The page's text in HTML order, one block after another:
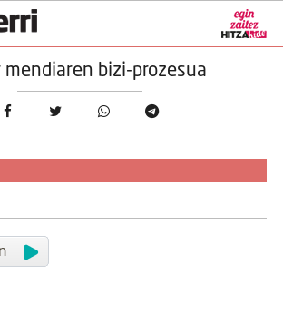
mendiaren bizi-prozesua